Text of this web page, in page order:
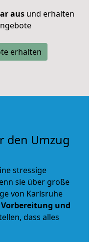
ausund erhalten
erhalten
den Umzug
stressige
sie über große
von Karlsruhe
Vorbereitung und
dass alles